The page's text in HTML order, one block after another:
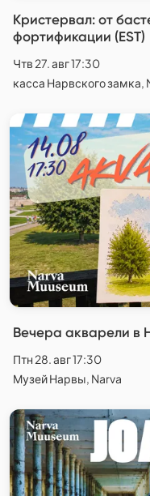
Кристервал: от
фортификации (EST)
Чтв 27. авг 17:30
касса Нарвского замка,
Вечера акварели в
Птн 28. авг 17:30
Музей Нарвы, Narva